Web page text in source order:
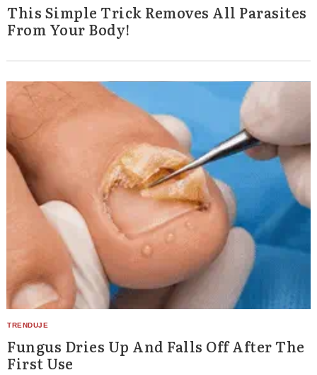
This Simple Trick Removes All Parasites
From Your Body!
Fungus Dries Up And Falls Off After The
First Use